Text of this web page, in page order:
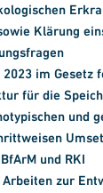
Klärung
im Gesetz
für die
und
und RKI
zur